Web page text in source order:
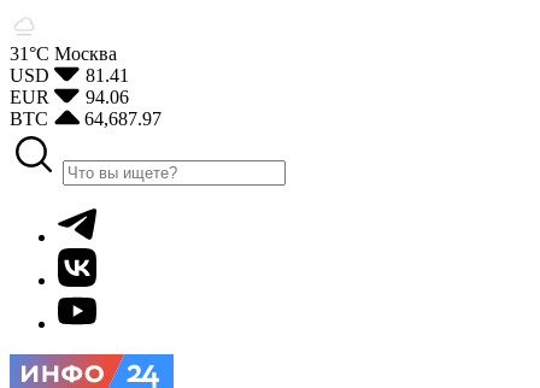
31°С Москва
USD
81.41
EUR
94.06
BTC
64,687.97